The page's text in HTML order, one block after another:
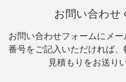
お問い合わせ
お問い合わせフォームにメ
番号をご記入いただければ
見積もりをお送り